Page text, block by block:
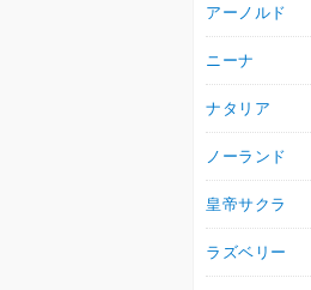
アーノルド
ニーナ
ナタリア
ノーランド
皇帝サクラ
ラズベリー